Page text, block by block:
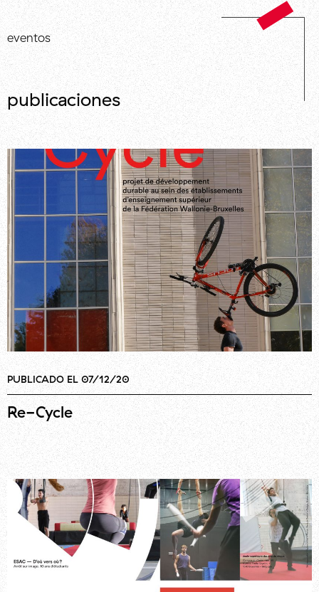
eventos
publicaciones
PUBLICADO EL 07/12/20
Re-Cycle